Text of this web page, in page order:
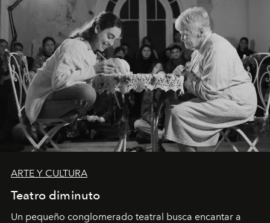
ARTE Y CULTURA
Teatro diminuto
Un pequeño conglomerado teatral busca encantar a